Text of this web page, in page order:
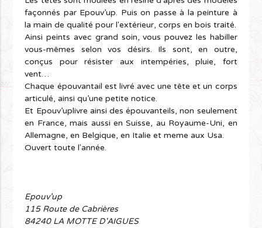
façonnés par Epouv’up. Puis on passe à la peinture à
la main de qualité pour l'extérieur, corps en bois traité.
Ainsi peints avec grand soin, vous pouvez les habiller
vous-mêmes selon vos désirs. Ils sont, en outre,
conçus pour résister aux intempéries, pluie, fort
vent…
Chaque épouvantail est livré avec une tête et un corps
articulé, ainsi qu’une petite notice.
Et Epouv’uplivre ainsi des épouvanteils, non seulement
en France, mais aussi en Suisse, au Royaume-Uni, en
Allemagne, en Belgique, en Italie et meme aux Usa.
Ouvert toute l'année.
Epouv’up
115 Route de Cabrières
84240 LA MOTTE D'AIGUES